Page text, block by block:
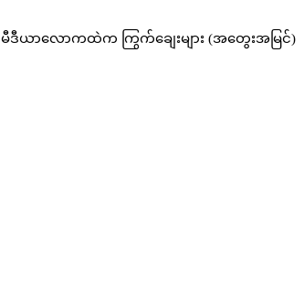
မီဒီယာလောကထဲက ကြွက်ချေးများ (အတွေးအမြင်)